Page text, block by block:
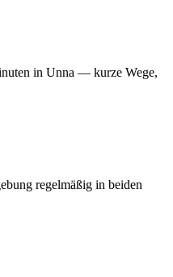
in Unna — kurze Wege,
regelmäßig in beiden